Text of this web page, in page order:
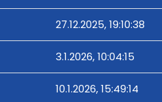
27.12.2025, 19:10:38
3.1.2026, 10:04:15
10.1.2026, 15:49:14